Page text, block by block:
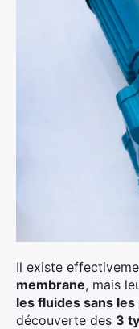
Il existe
membrane, mais
les fluides sans
découverte des 3